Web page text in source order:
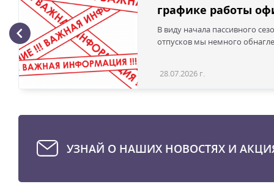
графике работы
В виду начала пассивного
отпусков мы немного
28.07.2026 г.
УЗНАЙ О НАШИХ НОВОСТЯХ И